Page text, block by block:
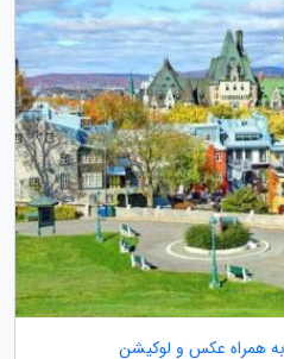
همراه عکس و لوکیشن